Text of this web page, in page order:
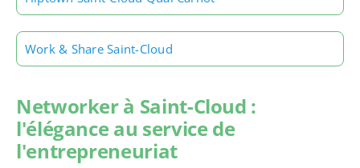
Work & Share Saint-Cloud
Networker à Saint-Cloud :
l'élégance au service de
l'entrepreneuriat